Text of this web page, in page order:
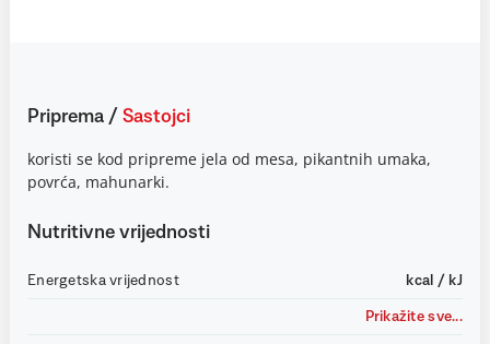
Priprema / Sastojci
koristi se kod pripreme jela od mesa, pikantnih umaka,
povrća, mahunarki.
Nutritivne vrijednosti
Energetska vrijednost kcal / kJ
Prikažite sve...